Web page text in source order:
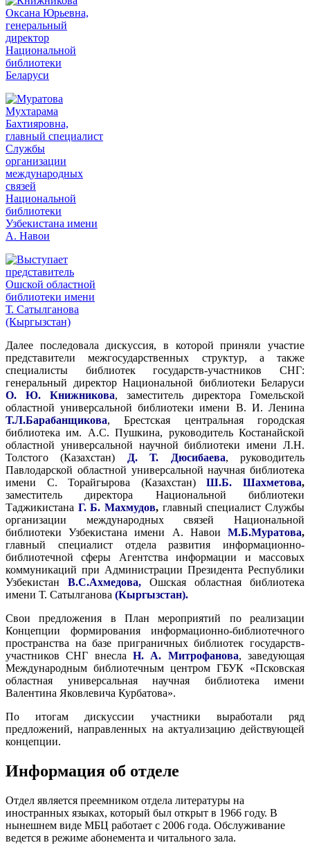
Далее последовала дискуссия, в которой приняли участие
представители межгосударственных структур, а также
специалисты библиотек государств-участников СНГ:
генеральный директор Национальной библиотеки Беларуси
О. Ю. Книжникова, заместитель директора Гомельской
областной универсальной библиотеки имени В. И. Ленина
Т.Л.Барабанщикова, Брестская центральная городская
библиотека им. А.С. Пушкина, руководитель Костанайской
областной универсальной научной библиотеки имени Л.Н.
Толстого (Казахстан)
Д. Т. Дюсибаева, руководитель
Павлодарской областной универсальной научная библиотека
имени С. Торайгырова (Казахстан)Ш.Б. Шахметова,
заместитель директора Национальной библиотеки
Таджикистана Г. Б. Махмудов, главный специалист Службы
организации международных связей Национальной
библиотеки Узбекистана имени А. Навои М.Б.Муратова,
главный специалист отдела развития информационно-
библиотечной сферы Агентства информации и массовых
коммуникаций при Администрации Президента Республики
Узбекистан В.С.Ахмедова, Ошская областная библиотека
имени Т. Сатылганова (Кыргызстан).
Свои предложения в План мероприятий по реализации
Концепции формирования информационно-библиотечного
пространства на базе приграничных библиотек государств-
участников СНГ внесла Н. А. Митрофанова, заведующая
Международным библиотечным центром ГБУК «Псковская
областная универсальная научная библиотека имени
Валентина Яковлевича Курбатова».
По итогам дискуссии участники выработали ряд
предложений, направленных на актуализацию действующей
концепции.
Информация об отделе
Отдел является преемником отдела литературы на
иностранных языках, который был открыт в 1966 году. В
нынешнем виде МБЦ работает с 2006 года. Обслуживание
ведется в режиме абонемента и читального зала.